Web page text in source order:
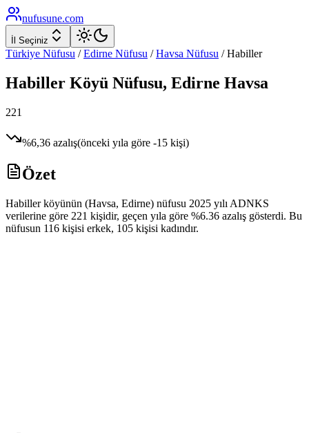
nufusune.com
İl Seçiniz
Türkiye Nüfusu / Edirne Nüfusu / Havsa Nüfusu /Habiller
Habiller Köyü Nüfusu, Edirne Havsa
221
%6,36 azalış(önceki yıla göre -15 kişi)
Özet
Habiller köyünün (Havsa, Edirne) nüfusu 2025 yılı ADNKS
verilerine göre 221 kişidir, geçen yıla göre %6.36 azalış gösterdi. Bu
nüfusun 116 kişisi erkek, 105 kişisi kadındır.